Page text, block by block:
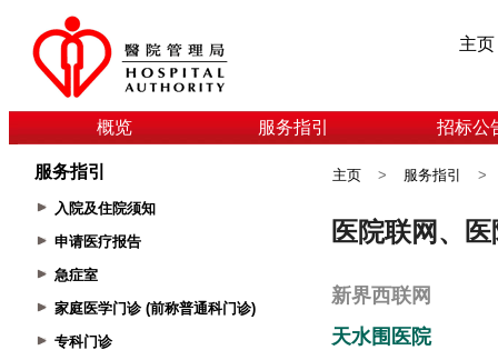
主页
概览 服务指引 招标公
服务指引
入院及住院须知
申请医疗报告
急症室
家庭医学门诊 (前称普通科门诊)
专科门诊
主页 > 服务指引 >